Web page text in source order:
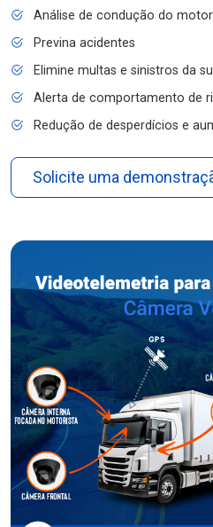
Análise de condução do
Previna acidentes
Elimine multas e sinistros da
Alerta de comportamento de
Redução de desperdícios e
Solicite uma